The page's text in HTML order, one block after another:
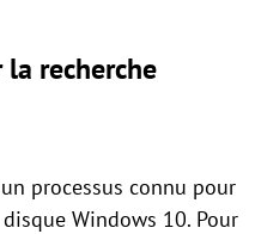
recherche
processus connu pour
Windows 10. Pour